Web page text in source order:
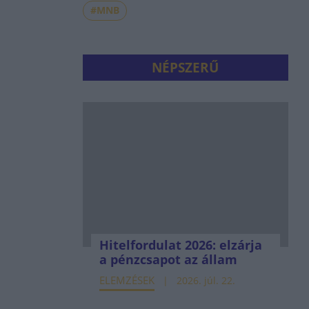
#MNB
NÉPSZERŰ
Hitelfordulat 2026: elzárja
a pénzcsapot az állam
ELEMZÉSEK 2026. júl. 22.